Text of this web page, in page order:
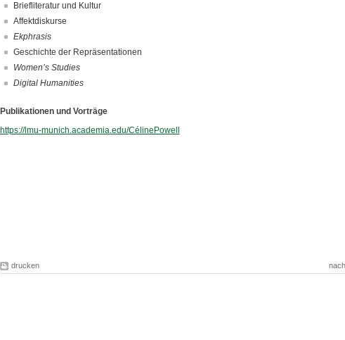
Briefliteratur und Kultur
Affektdiskurse
Ekphrasis
Geschichte der Repräsentationen
Women’s Studies
Digital Humanities
Publikationen und Vorträge
https://lmu-munich.academia.edu/CélinePowell
drucken